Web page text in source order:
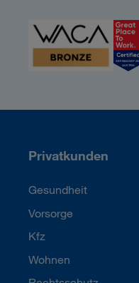
Privatkunden
Gesundheit
Vorsorge
Kfz
Wohnen